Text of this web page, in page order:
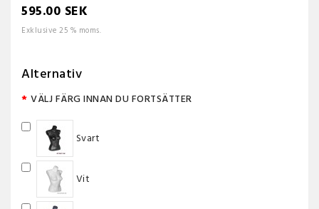
595.00 SEK
Exklusive 25 % moms.
Alternativ
VÄLJ FÄRG INNAN DU FORTSÄTTER
Svart
Vit